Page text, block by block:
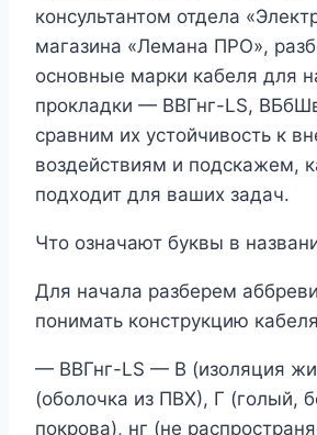
консультантом отдела
магазина «Лемана ПРО»,
основные марки кабеля для
прокладки — ВВГнг-LS,
сравним их устойчивость к
воздействиям и подскажем,
подходит для ваших задач.
Что означают буквы в
Для начала разберем
понимать конструкцию
— ВВГнг-LS — В (изоляция
(оболочка из ПВХ), Г (голый,
покрова), нг (не